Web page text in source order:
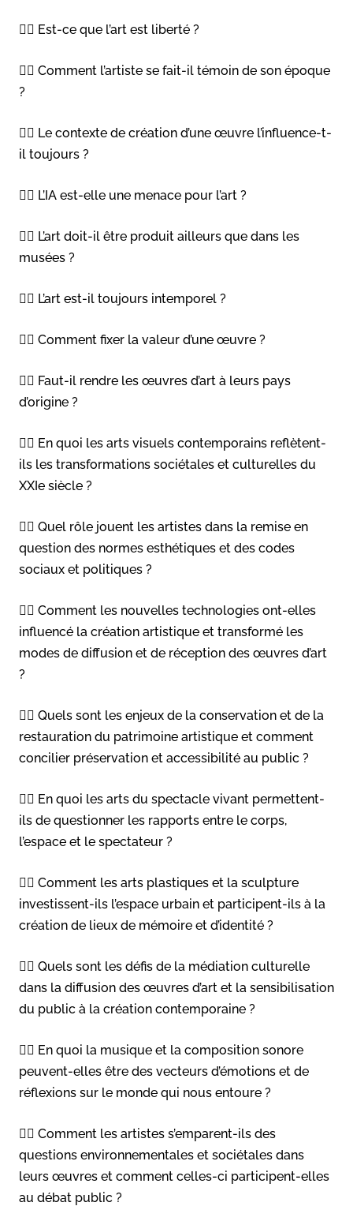
👉🏻 Est-ce que l’art est liberté ?
👉🏻 Comment l’artiste se fait-il témoin de son époque
?
👉🏻 Le contexte de création d’une œuvre l’influence-t-
il toujours ?
👉🏻 L’IA est-elle une menace pour l’art ?
👉🏻 L’art doit-il être produit ailleurs que dans les
musées ?
👉🏻 L’art est-il toujours intemporel ?
👉🏻 Comment fixer la valeur d’une œuvre ?
👉🏻 Faut-il rendre les œuvres d’art à leurs pays
d’origine ?
👉🏻 En quoi les arts visuels contemporains reflètent-
ils les transformations sociétales et culturelles du
XXIe siècle ?
👉🏻 Quel rôle jouent les artistes dans la remise en
question des normes esthétiques et des codes
sociaux et politiques ?
👉🏻 Comment les nouvelles technologies ont-elles
influencé la création artistique et transformé les
modes de diffusion et de réception des œuvres d’art
?
👉🏻 Quels sont les enjeux de la conservation et de la
restauration du patrimoine artistique et comment
concilier préservation et accessibilité au public ?
👉🏻 En quoi les arts du spectacle vivant permettent-
ils de questionner les rapports entre le corps,
l’espace et le spectateur ?
👉🏻 Comment les arts plastiques et la sculpture
investissent-ils l’espace urbain et participent-ils à la
création de lieux de mémoire et d’identité ?
👉🏻 Quels sont les défis de la médiation culturelle
dans la diffusion des œuvres d’art et la sensibilisation
du public à la création contemporaine ?
👉🏻 En quoi la musique et la composition sonore
peuvent-elles être des vecteurs d’émotions et de
réflexions sur le monde qui nous entoure ?
👉🏻 Comment les artistes s’emparent-ils des
questions environnementales et sociétales dans
leurs œuvres et comment celles-ci participent-elles
au débat public ?